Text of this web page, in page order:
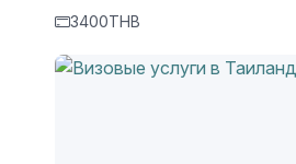
3400THB